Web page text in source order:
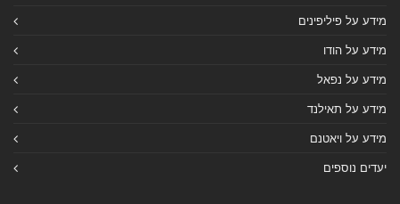
מידע על פיליפינים
מידע על הודו
מידע על נפאל
מידע על תאילנד
מידע על ויאטנם
יעדים נוספים